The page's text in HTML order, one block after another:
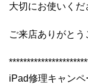
大切にお使いくだ
ご来店ありがと
iPad修理キャンペ